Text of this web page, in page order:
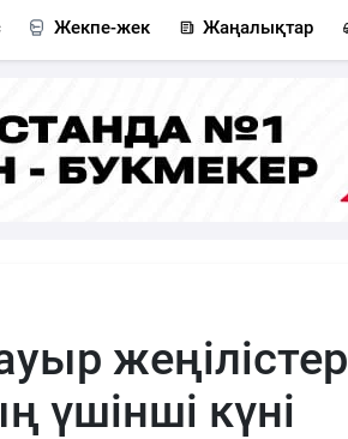
Жекпе-жек Жаңалықтар
үшінші күні